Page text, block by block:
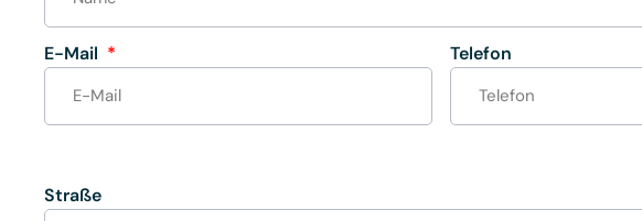
E-Mail Telefon
Straße